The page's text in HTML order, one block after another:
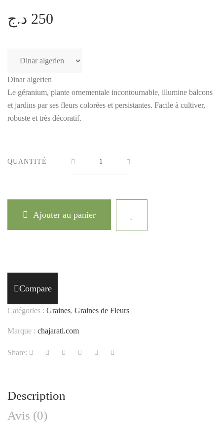
250 د.ج
Dinar algerien
Le géranium, plante ornementale incontournable, illumine balcons
et jardins par ses fleurs colorées et persistantes. Facile à cultiver,
robuste et très décoratif.
QUANTITÉ
Ajouter au panier
Compare
Catégories : Graines, Graines de Fleurs
Marque : chajarati.com
Share:
Description
Avis (0)